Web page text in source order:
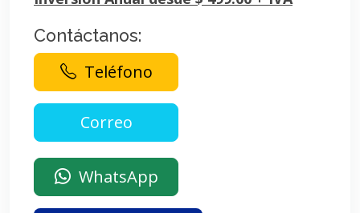
Contáctanos:
Teléfono
WhatsApp